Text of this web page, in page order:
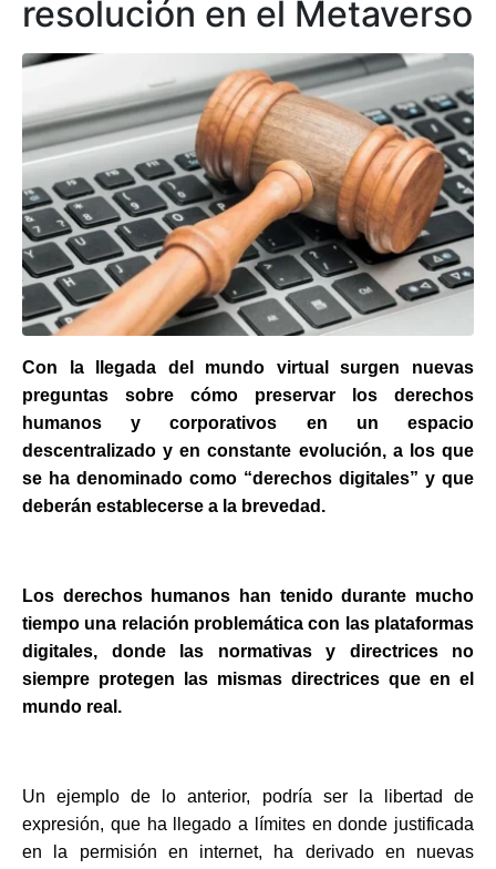
resolución en el Metaverso
Con la llegada del mundo virtual surgen nuevas
preguntas sobre cómo preservar los derechos
humanos y corporativos en un espacio
descentralizado y en constante evolución, a los que
se ha denominado como “derechos digitales” y que
deberán establecerse a la brevedad.
Los derechos humanos han tenido durante mucho
tiempo una relación problemática con las plataformas
digitales, donde las normativas y directrices no
siempre protegen las mismas directrices que en el
mundo real.
Un ejemplo de lo anterior, podría ser la libertad de
expresión, que ha llegado a límites en donde justificada
en la permisión en internet, ha derivado en nuevas